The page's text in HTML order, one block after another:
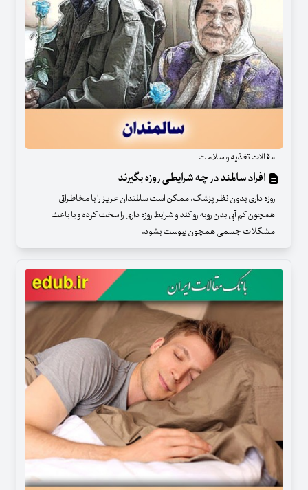
مقالات تغذیه و سلامت
افراد سالمند در چه شرایطی روزه بگیرند
روزه داری بدون نظر پزشک، ممکن است سالمندان عزیز را با مخاطراتی
همچون کم آبی بدن روبه رو کند و شرایط روزه داری را سخت کرده و یا باعث
مشکلات جسمی همچون یبوست بشود.